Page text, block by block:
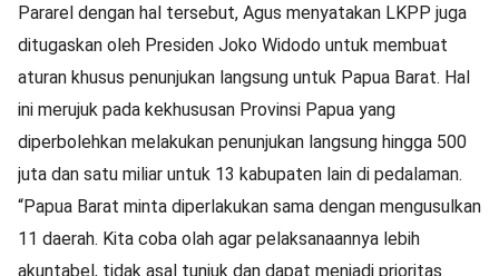
Pararel dengan hal tersebut, Agus menyatakan LKPP juga
ditugaskan oleh Presiden Joko Widodo untuk membuat
aturan khusus penunjukan langsung untuk Papua Barat. Hal
ini merujuk pada kekhususan Provinsi Papua yang
diperbolehkan melakukan penunjukan langsung hingga 500
juta dan satu miliar untuk 13 kabupaten lain di pedalaman.
“Papua Barat minta diperlakukan sama dengan mengusulkan
11 daerah. Kita coba olah agar pelaksanaannya lebih
akuntabel, tidak asal tunjuk dan dapat menjadi prioritas